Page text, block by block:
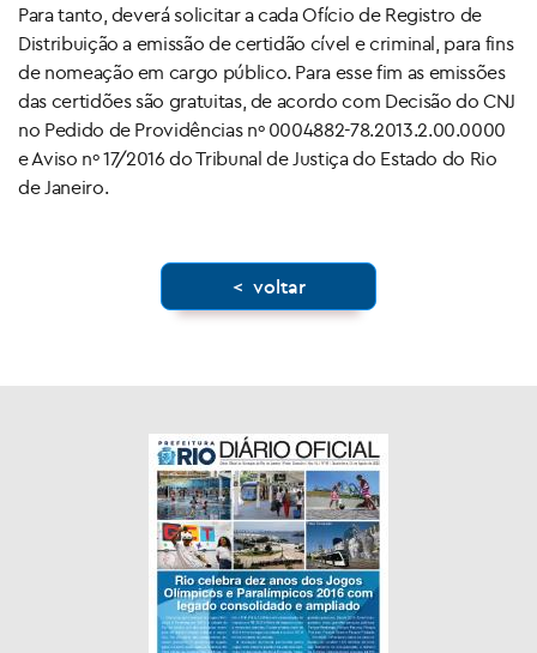
Para tanto, deverá solicitar a cada Ofício de Registro de
Distribuição a emissão de certidão cível e criminal, para fins
de nomeação em cargo público. Para esse fim as emissões
das certidões são gratuitas, de acordo com Decisão do CNJ
no Pedido de Providências nº 0004882-78.2013.2.00.0000
e Aviso nº 17/2016 do Tribunal de Justiça do Estado do Rio
de Janeiro.
< voltar